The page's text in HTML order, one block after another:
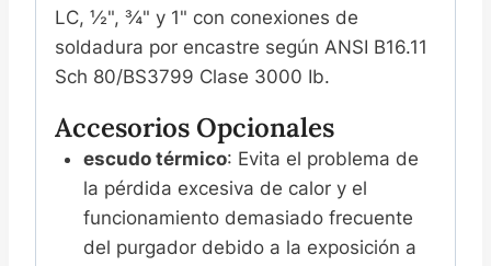
LC, ½", ¾" y 1" con conexiones de
soldadura por encastre según ANSI B16.11
Sch 80/BS3799 Clase 3000 Ib.
Accesorios Opcionales
escudo térmico: Evita el problema de
la pérdida excesiva de calor y el
funcionamiento demasiado frecuente
del purgador debido a la exposición a